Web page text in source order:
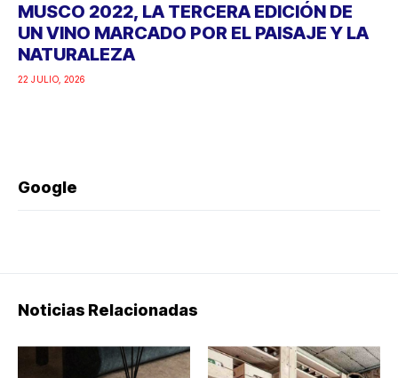
MUSCO 2022, LA TERCERA EDICIÓN DE
UN VINO MARCADO POR EL PAISAJE Y LA
NATURALEZA
22 JULIO, 2026
Google
Noticias Relacionadas